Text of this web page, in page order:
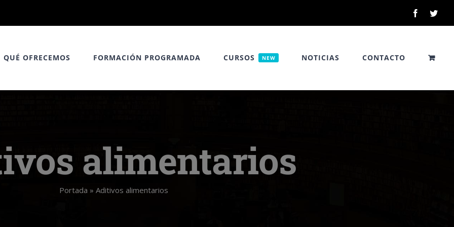
Facebook
QUÉ OFRECEMOS FORMACIÓN PROGRAMADA CURSOS NEW NOTICIAS CONTACTO
alimentarios
Portada » Aditivos alimentarios